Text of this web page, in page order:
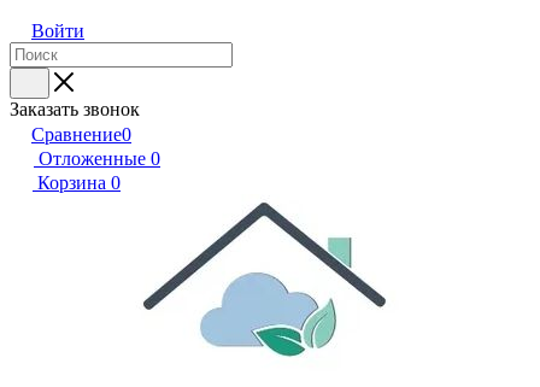
Войти
Заказать звонок
Сравнение0
Отложенные 0
Корзина 0